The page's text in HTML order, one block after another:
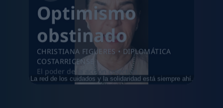
Optimismo
obstinado
CHRISTIANA FIGUERES • DIPLOMÁTICA
COSTARRICENSE
El poder de la acción colectiva.